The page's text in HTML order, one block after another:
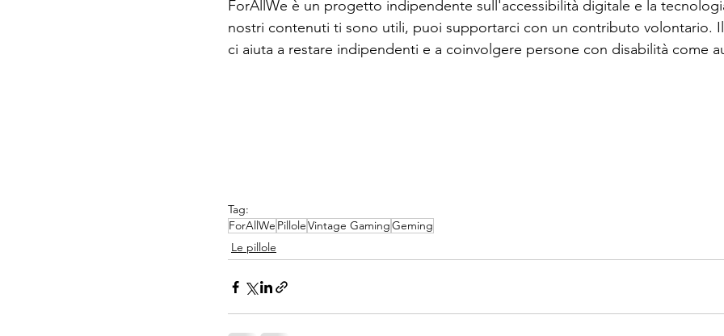
ForAllWe è un progetto indipendente sull'accessibilità digitale e la
nostri contenuti ti sono utili, puoi supportarci con un contributo volontario.
ci aiuta a restare indipendenti e a coinvolgere persone con disabilità come
Tag:
ForAllWe PilloleVintage GamingGeming
Le pillole